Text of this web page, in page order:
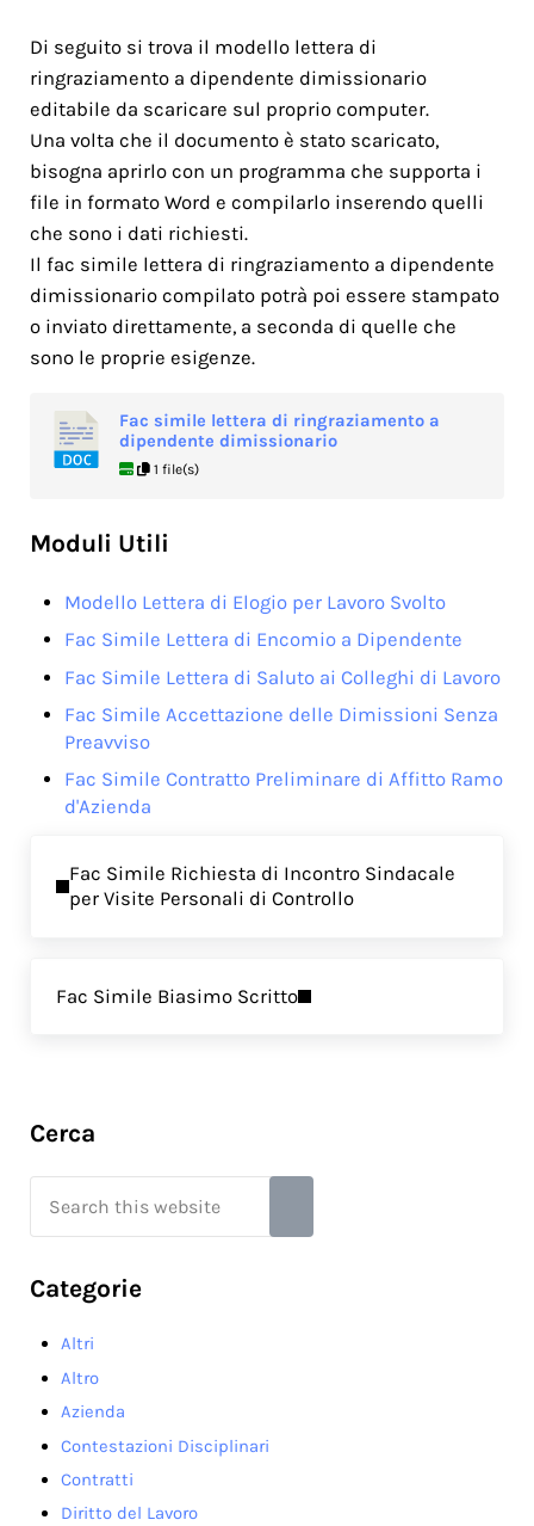
Di seguito si trova il modello lettera di
ringraziamento a dipendente dimissionario
editabile da scaricare sul proprio computer.
Una volta che il documento è stato scaricato,
bisogna aprirlo con un programma che supporta i
file in formato Word e compilarlo inserendo quelli
che sono i dati richiesti.
Il fac simile lettera di ringraziamento a dipendente
dimissionario compilato potrà poi essere stampato
o inviato direttamente, a seconda di quelle che
sono le proprie esigenze.
Fac simile lettera di ringraziamento a
dipendente dimissionario
1 file(s)
Moduli Utili
Modello Lettera di Elogio per Lavoro Svolto
Fac Simile Lettera di Encomio a Dipendente
Fac Simile Lettera di Saluto ai Colleghi di Lavoro
Fac Simile Accettazione delle Dimissioni Senza
Preavviso
Fac Simile Contratto Preliminare di Affitto Ramo
d'Azienda
Fac Simile Richiesta di Incontro Sindacale
per Visite Personali di Controllo
Fac Simile Biasimo Scritto
Sidebar
Cerca
Categorie
Altri
Altro
Azienda
Contestazioni Disciplinari
Contratti
Diritto del Lavoro